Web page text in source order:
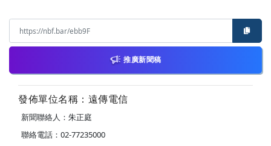
推廣新聞稿
發佈單位名稱：遠傳電信
新聞聯絡人：朱正庭
聯絡電話：02-77235000